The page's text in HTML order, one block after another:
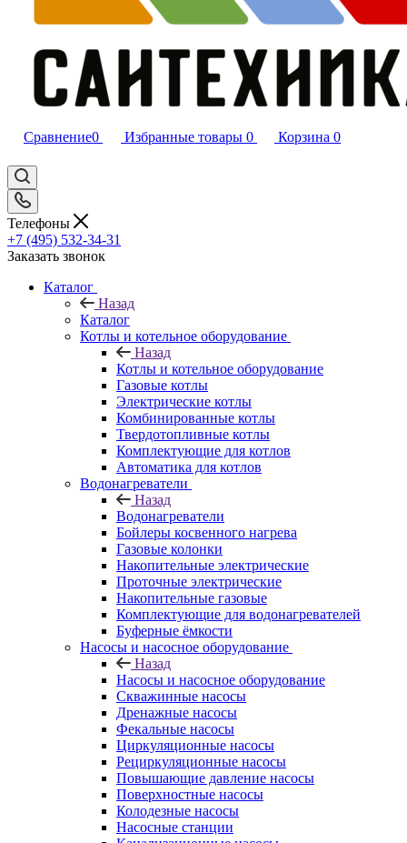
Сравнение0 Избранные товары 0 Корзина 0
Телефоны
+7 (495) 532‑34‑31
Заказать звонок
Каталог
Назад
Каталог
Котлы и котельное оборудование
Назад
Котлы и котельное оборудование
Газовые котлы
Электрические котлы
Комбинированные котлы
Твердотопливные котлы
Комплектующие для котлов
Автоматика для котлов
Водонагреватели
Назад
Водонагреватели
Бойлеры косвенного нагрева
Газовые колонки
Накопительные электрические
Проточные электрические
Накопительные газовые
Комплектующие для водонагревателей
Буферные ёмкости
Насосы и насосное оборудование
Назад
Насосы и насосное оборудование
Скважинные насосы
Дренажные насосы
Фекальные насосы
Циркуляционные насосы
Рециркуляционные насосы
Повышающие давление насосы
Поверхностные насосы
Колодезные насосы
Насосные станции